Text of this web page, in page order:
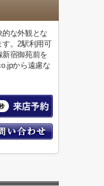
な外観とな
す。2駅利用可
宿御苑前を
から遠慮な